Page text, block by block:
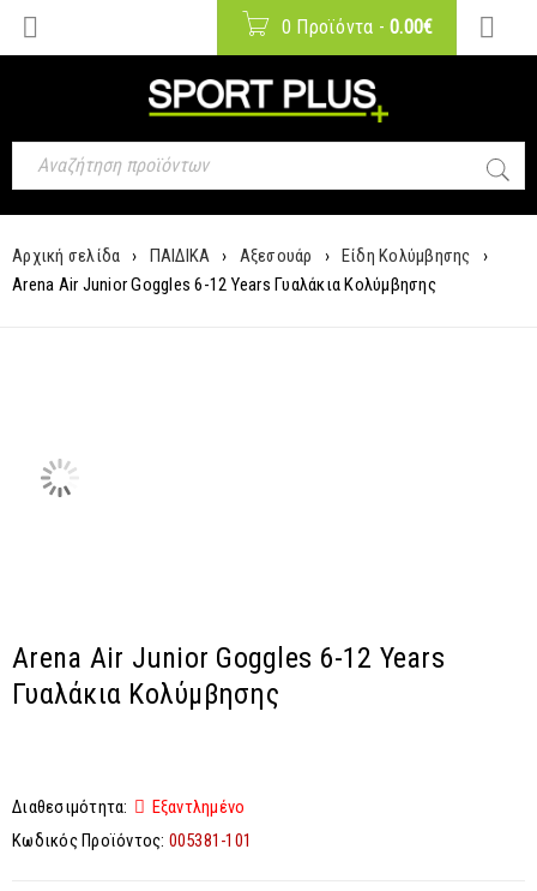
0 Προϊόντα - 0.00€
Αρχική σελίδα › ΠΑΙΔΙΚΑ › Αξεσουάρ › Είδη Κολύμβησης
›
Arena Air Junior Goggles 6-12 Years Γυαλάκια Κολύμβησης
Arena Air Junior Goggles 6-12 Years
Γυαλάκια Κολύμβησης
Διαθεσιμότητα:
Εξαντλημένο
Κωδικός Προϊόντος: 005381-101